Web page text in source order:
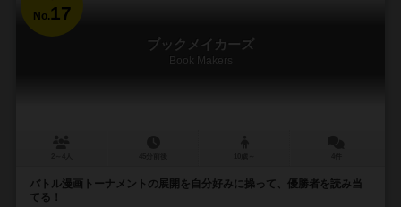
No.17
ブックメイカーズ
Book Makers
バトル漫画トーナメントの展開を自分好みに操って、優勝者を読み当
てる！